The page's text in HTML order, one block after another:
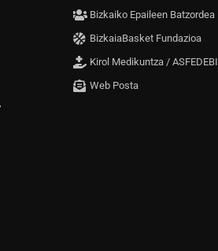
Bizkaiko Epaileen Batzordea
BizkaiaBasket Fundazioa
Kirol Medikuntza / ASFEDEBI
Web Posta